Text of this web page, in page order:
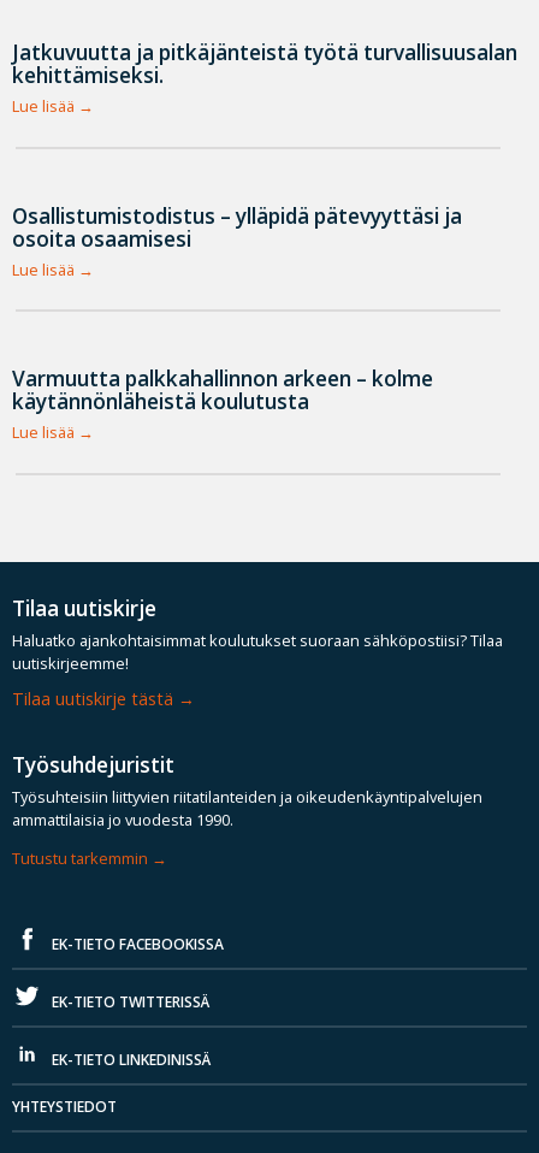
Jatkuvuutta ja pitkäjänteistä työtä turvallisuusalan
kehittämiseksi.
Lue lisää
Osallistumistodistus – ylläpidä pätevyyttäsi ja
osoita osaamisesi
Lue lisää
Varmuutta palkkahallinnon arkeen – kolme
käytännönläheistä koulutusta
Lue lisää
Tilaa uutiskirje
Haluatko ajankohtaisimmat koulutukset suoraan sähköpostiisi? Tilaa
uutiskirjeemme!
Tilaa uutiskirje tästä
Työsuhdejuristit
Työsuhteisiin liittyvien riitatilanteiden ja oikeudenkäyntipalvelujen
ammattilaisia jo vuodesta 1990.
Tutustu tarkemmin
EK-TIETO FACEBOOKISSA
EK-TIETO TWITTERISSÄ
EK-TIETO LINKEDINISSÄ
YHTEYSTIEDOT